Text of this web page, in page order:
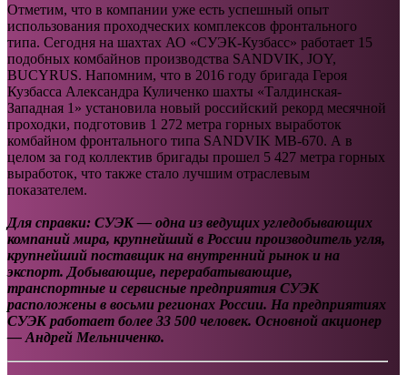
Отметим, что в компании уже есть успешный опыт
использования проходческих комплексов фронтального
типа. Сегодня на шахтах АО «СУЭК-Кузбасс» работает 15
подобных комбайнов производства SANDVIK, JOY,
BUCYRUS. Напомним, что в 2016 году бригада Героя
Кузбасса Александра Куличенко шахты «Талдинская-
Западная 1» установила новый российский рекорд месячной
проходки, подготовив 1 272 метра горных выработок
комбайном фронтального типа SANDVIK МВ-670. А в
целом за год коллектив бригады прошел 5 427 метра горных
выработок, что также стало лучшим отраслевым
показателем.
Для справки: СУЭК — одна из ведущих угледобывающих
компаний мира, крупнейший в России производитель угля,
крупнейший поставщик на внутренний рынок и на
экспорт. Добывающие, перерабатывающие,
транспортные и сервисные предприятия СУЭК
расположены в восьми регионах России. На предприятиях
СУЭК работает более 33 500 человек. Основной акционер
— Андрей Мельниченко.